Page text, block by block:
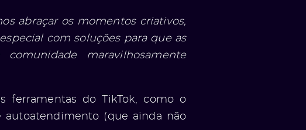
abraçar os momentos criativos,
com soluções para que as
maravilhosamente
ferramentas do TikTok, como o
(que ainda não